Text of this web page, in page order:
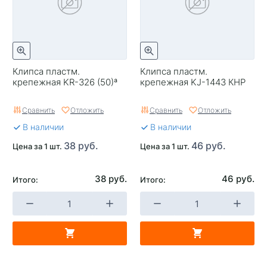
Клипса пластм.
крепежная KR-326 (50)ª
Сравнить Отложить
В наличии
Цена за 1 шт. 38 руб.
Итого: 38 руб.
Клипса пластм.
крепежная KJ-1443 КНР
Сравнить Отложить
В наличии
Цена за 1 шт. 46 руб.
Итого: 46 руб.